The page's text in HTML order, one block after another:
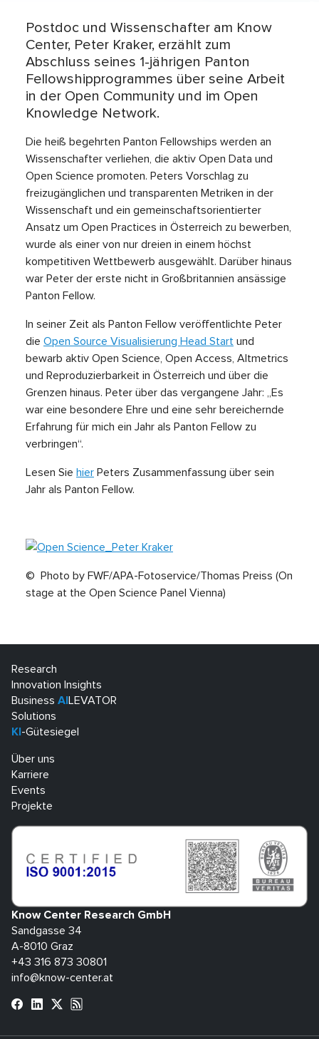
Postdoc und Wissenschafter am Know
Center, Peter Kraker, erzählt zum
Abschluss seines 1-jährigen Panton
Fellowshipprogrammes über seine Arbeit
in der Open Community und im Open
Knowledge Network.
Die heiß begehrten Panton Fellowships werden an
Wissenschafter verliehen, die aktiv Open Data und
Open Science promoten. Peters Vorschlag zu
freizugänglichen und transparenten Metriken in der
Wissenschaft und ein gemeinschaftsorientierter
Ansatz um Open Practices in Österreich zu bewerben,
wurde als einer von nur dreien in einem höchst
kompetitiven Wettbewerb ausgewählt. Darüber hinaus
war Peter der erste nicht in Großbritannien ansässige
Panton Fellow.
In seiner Zeit als Panton Fellow veröffentlichte Peter
die Open Source Visualisierung Head Start und
bewarb aktiv Open Science, Open Access, Altmetrics
und Reproduzierbarkeit in Österreich und über die
Grenzen hinaus. Peter über das vergangene Jahr: „Es
war eine besondere Ehre und eine sehr bereichernde
Erfahrung für mich ein Jahr als Panton Fellow zu
verbringen“.
Lesen Sie hier Peters Zusammenfassung über sein
Jahr als Panton Fellow.
© Photo by FWF/APA-Fotoservice/Thomas Preiss (On
stage at the Open Science Panel Vienna)
Research
Innovation Insights
Business AI LEVATOR
Solutions
KI -Gütesiegel
Über uns
Karriere
Events
Projekte
Know Center Research GmbH
Sandgasse 34
A-8010 Graz
+43 316 873 30801
info@know-center.at